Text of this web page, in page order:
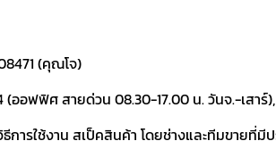
(คุณโจ)
ออฟฟิศ สายด่วน 08.30-17.00 น. วันจ.-เสาร์
ารใช้งาน สเป็คสินค้า โดยช่างและทีมขายที่มี